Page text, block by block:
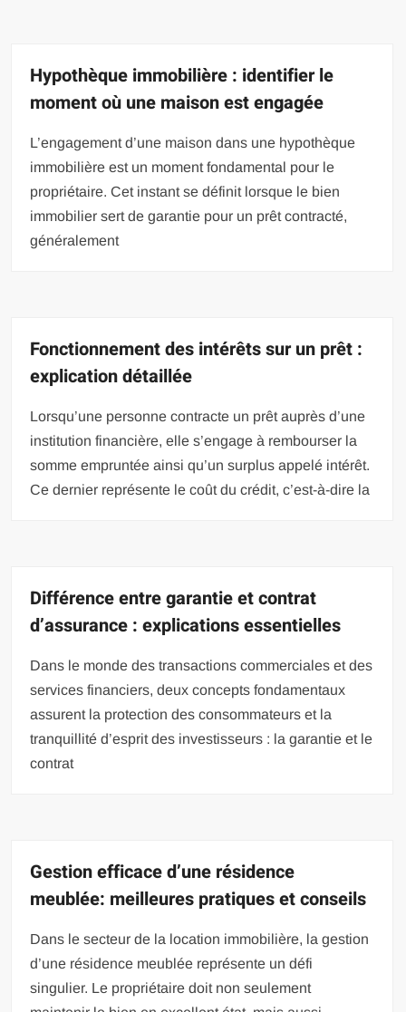
Hypothèque immobilière : identifier le
moment où une maison est engagée
L’engagement d’une maison dans une hypothèque
immobilière est un moment fondamental pour le
propriétaire. Cet instant se définit lorsque le bien
immobilier sert de garantie pour un prêt contracté,
généralement
Fonctionnement des intérêts sur un prêt :
explication détaillée
Lorsqu’une personne contracte un prêt auprès d’une
institution financière, elle s’engage à rembourser la
somme empruntée ainsi qu’un surplus appelé intérêt.
Ce dernier représente le coût du crédit, c’est-à-dire la
Différence entre garantie et contrat
d’assurance : explications essentielles
Dans le monde des transactions commerciales et des
services financiers, deux concepts fondamentaux
assurent la protection des consommateurs et la
tranquillité d’esprit des investisseurs : la garantie et le
contrat
Gestion efficace d’une résidence
meublée: meilleures pratiques et conseils
Dans le secteur de la location immobilière, la gestion
d’une résidence meublée représente un défi
singulier. Le propriétaire doit non seulement